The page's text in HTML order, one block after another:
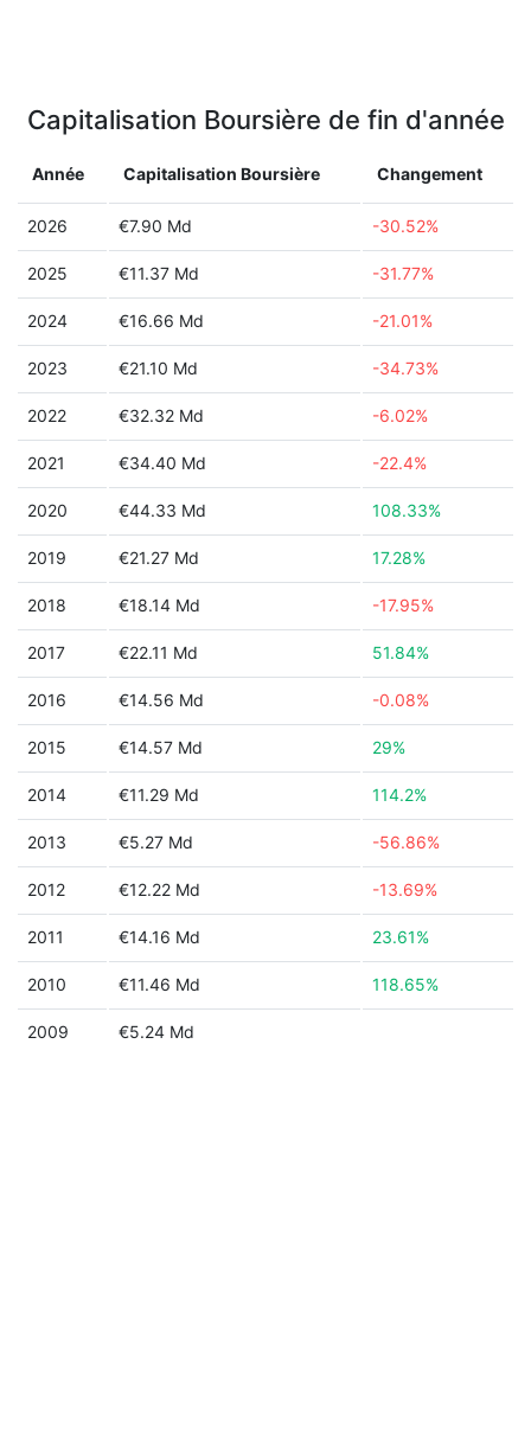
Capitalisation Boursière de fin d'année
Année Capitalisation Boursière Changement
2026 €7.90 Md -30.52%
2025 €11.37 Md -31.77%
2024 €16.66 Md -21.01%
2023 €21.10 Md -34.73%
2022 €32.32 Md -6.02%
2021 €34.40 Md -22.4%
2020 €44.33 Md 108.33%
2019 €21.27 Md 17.28%
2018 €18.14 Md -17.95%
2017 €22.11 Md 51.84%
2016 €14.56 Md -0.08%
2015 €14.57 Md 29%
2014 €11.29 Md 114.2%
2013 €5.27 Md -56.86%
2012 €12.22 Md -13.69%
2011 €14.16 Md 23.61%
2010 €11.46 Md 118.65%
2009 €5.24 Md